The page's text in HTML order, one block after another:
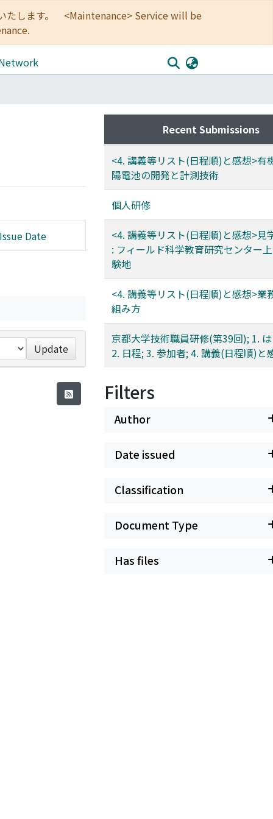
たします。 <Maintenance> Service will be
Date
Update
Recent Submissions
<4. 講義等リスト(日程順)と感想>有
陽電池の開発と計測技術
個人研修
<4. 講義等リスト(日程順)と感想>見
: フィールド科学教育研究センター
験地
<4. 講義等リスト(日程順)と感想>業
組み方
京都大学技術職員研修(第39回); 1.
2. 日程; 3. 参加者; 4. 講義(日程順)と
Filters
Author
Date issued
Classification
Document Type
Has files